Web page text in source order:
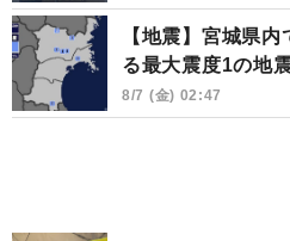
【地震】宮城県
る最大震度1の地
8/7 (金) 02:47